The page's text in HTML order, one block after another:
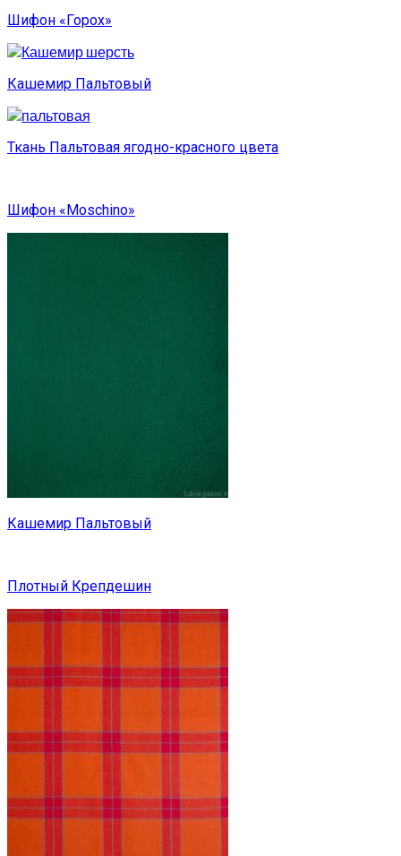
Шифон «Горох»
Кашемир Пальтовый
Ткань Пальтовая ягодно-красного цвета
Шифон «Moschino»
Кашемир Пальтовый
Плотный Крепдешин